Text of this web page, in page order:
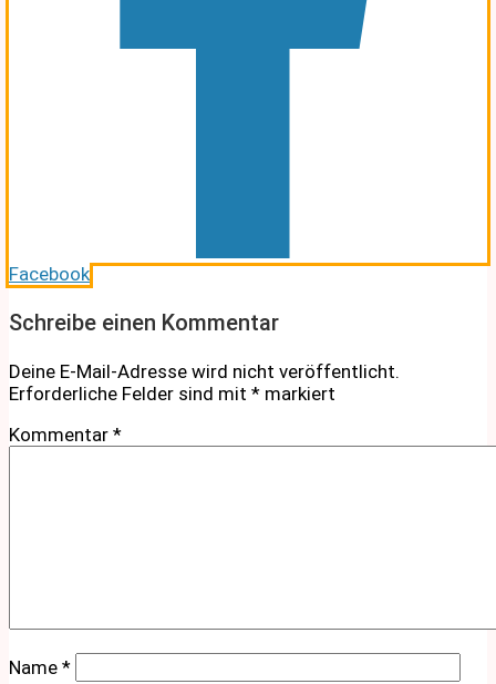
Facebook
Schreibe einen Kommentar
Deine E-Mail-Adresse wird nicht veröffentlicht.
Erforderliche Felder sind mit * markiert
Kommentar *
Name *